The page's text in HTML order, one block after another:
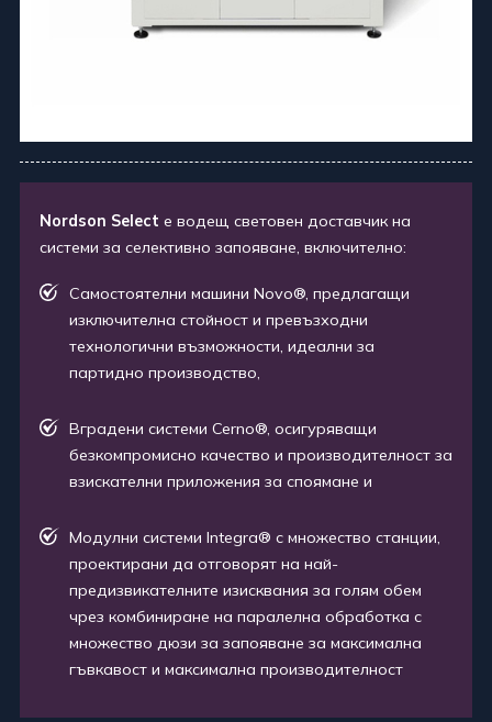
Nordson Select е водещ световен доставчик на
системи за селективно запояване, включително:
Самостоятелни машини Novo®, предлагащи
изключителна стойност и превъзходни
технологични възможности, идеални за
партидно производство,
Вградени системи Cerno®, осигуряващи
безкомпромисно качество и производителност за
взискателни приложения за споямане и
Модулни системи Integra® с множество станции,
проектирани да отговорят на най-
предизвикателните изисквания за голям обем
чрез комбиниране на паралелна обработка с
множество дюзи за запояване за максимална
гъвкавост и максимална производителност